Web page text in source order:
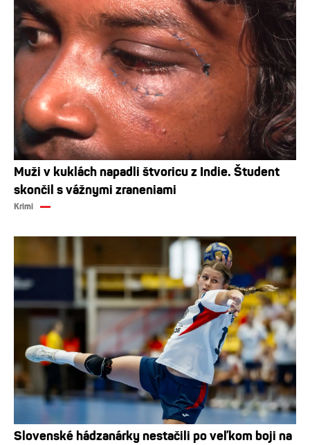
Muži v kuklách napadli štvoricu z Indie. Študent
skončil s vážnymi zraneniami
Krimi
Slovenské hádzanárky nestačili po veľkom boji na